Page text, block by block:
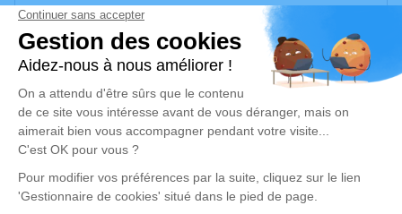
vos condoléances, partager des photos souvenirs, une
anecdote ou exprimer vos pensées à travers des
poèmes ou des textes. Cet endroit est un lieu
d'expression dédié à honorer la mémoire d’Etienne
KRIEGER.
Un service de plantation d’arbre hommage est
disponible ici.
Je rends hommage